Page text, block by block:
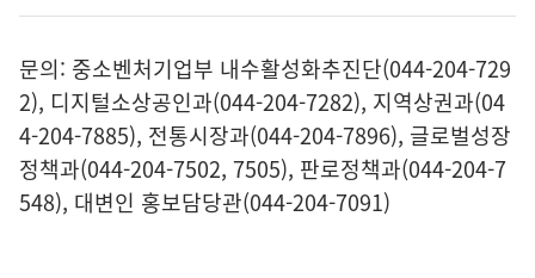
문의: 중소벤처기업부 내수활성화추진단(044-204-729
2), 디지털소상공인과(044-204-7282), 지역상권과(04
4-204-7885), 전통시장과(044-204-7896), 글로벌성장
정책과(044-204-7502, 7505), 판로정책과(044-204-7
548), 대변인 홍보담당관(044-204-7091)